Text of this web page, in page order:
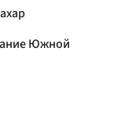
Южной